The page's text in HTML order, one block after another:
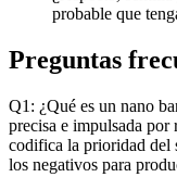
probable que
Preguntas
Q1: ¿Qué es un nano
precisa e impulsada por
codifica la prioridad del
los negativos para